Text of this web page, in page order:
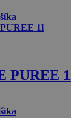
PUREE